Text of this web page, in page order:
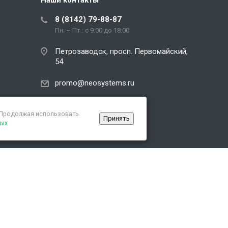
8 (8142) 79-88-87
Пн. – Пт.: с 9:00 до 18:00
Петрозаводск, просп. Первомайский,
54
promo@neosystems.ru
использовать
Принять